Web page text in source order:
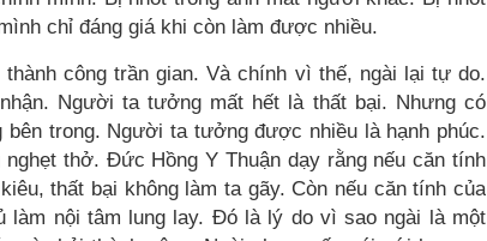
chỉ đáng giá khi còn làm được nhiều.
công trần gian. Và chính vì thế, ngài lại tự do.
Người ta tưởng mất hết là thất bại. Nhưng có
trong. Người ta tưởng được nhiều là hạnh phúc.
thở. Đức Hồng Y Thuận dạy rằng nếu căn tính
thất bại không làm ta gãy. Còn nếu căn tính của
nội tâm lung lay. Đó là lý do vì sao ngài là một